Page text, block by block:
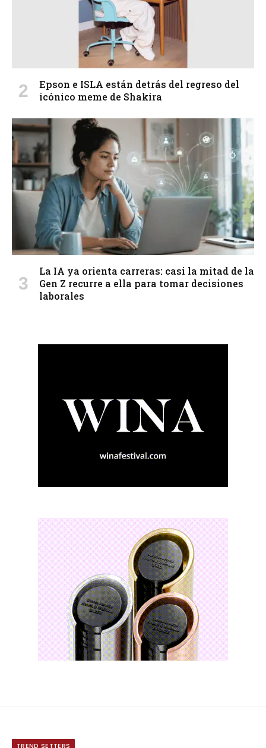
Epson e ISLA están detrás del regreso del
icónico meme de Shakira
La IA ya orienta carreras: casi la mitad de la
Gen Z recurre a ella para tomar decisiones
laborales
TREND SETTERS